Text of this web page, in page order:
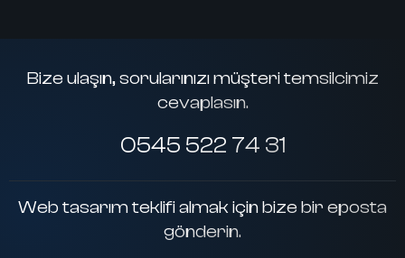
Bize ulaşın, sorularınızı müşteri temsilcimiz
cevaplasın.
0545 522 74 31
Web tasarım teklifi almak için bize bir eposta
gönderin.